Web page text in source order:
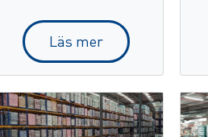
Läs mer